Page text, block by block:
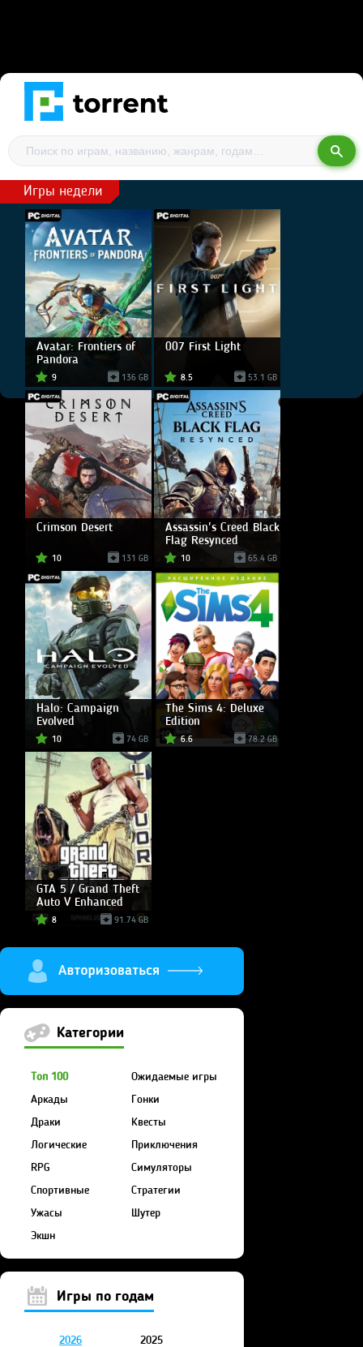
Игры недели
Avatar: Frontiers of
Pandora
9 136 GB
007 First Light
8.5 53.1 GB
Crimson Desert
10 131 GB
Assassin's Creed Black
Flag Resynced
10 65.4 GB
Halo: Campaign
Evolved
10 74 GB
The Sims 4: Deluxe
Edition
6.6 78.2 GB
GTA 5 / Grand Theft
Auto V Enhanced
8 91.74 GB
Категории
Топ 100
Ожидаемые игры
Аркады
Гонки
Драки
Квесты
Логические
Приключения
RPG
Симуляторы
Спортивные
Стратегии
Ужасы
Шутер
Экшн
Игры по годам
2026
2025